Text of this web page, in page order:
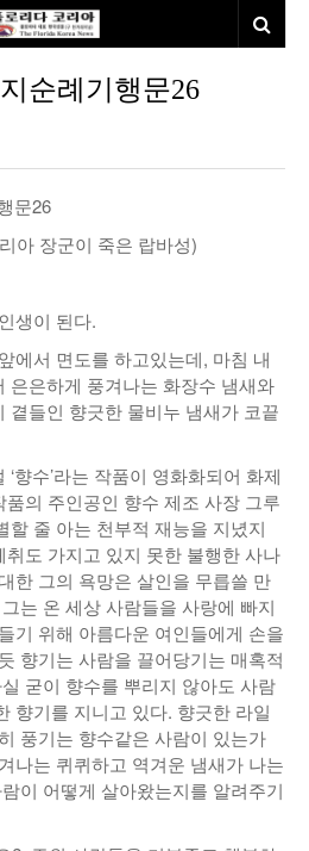
순례기행문26
문26
아 장군이 죽은 랍바성)
생이 된다.
에서 면도를 하고있는데, 마침 내
은은하게 풍겨나는 화장수 냄새와
곁들인 향긋한 물비누 냄새가 코끝
향수’라는 작품이 영화화되어 화제
의 주인공인 향수 제조 사장 그루
할 줄 아는 천부적 재능을 지녔지
도 가지고 있지 못한 불행한 사나
한 그의 욕망은 살인을 무릅쓸 만
는 온 세상 사람들을 사랑에 빠지
기 위해 아름다운 여인들에게 손을
향기는 사람을 끌어당기는 매혹적
굳이 향수를 뿌리지 않아도 사람
향기를 지니고 있다. 향긋한 라일
풍기는 향수같은 사람이 있는가
나는 퀴퀴하고 역겨운 냄새가 나는
이 어떻게 살아왔는지를 알려주기